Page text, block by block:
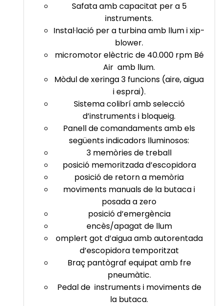
Safata amb capacitat per a 5
instruments.
Instal·lació per a turbina amb llum i xip-
blower.
micromotor elèctric de 40.000 rpm Bé
Air amb llum.
Mòdul de xeringa 3 funcions (aire, aigua
i esprai).
Sistema colibrí amb selecció
d’instruments i bloqueig.
Panell de comandaments amb els
següents indicadors lluminosos:
3 memòries de treball
posició memoritzada d’escopidora
posició de retorn a memòria
moviments manuals de la butaca i
posada a zero
posició d’emergència
encès/apagat de llum
omplert got d’aigua amb autorentada
d’escopidora temporitzat
Braç pantògraf equipat amb fre
pneumàtic.
Pedal de instruments i moviments de
la butaca.